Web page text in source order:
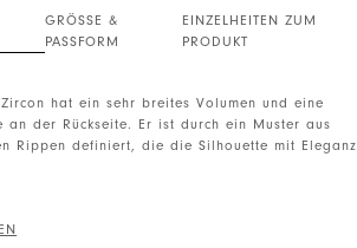
GRÖSSE &
PASSFORM
EINZELHEITEN ZUM
PRODUKT
hat ein sehr breites Volumen und eine
an der Rückseite. Er ist durch ein Muster aus
Rippen definiert, die die Silhouette mit Eleganz
Ärmel. Rippenstruktur. Unregelmäßiger Saum.